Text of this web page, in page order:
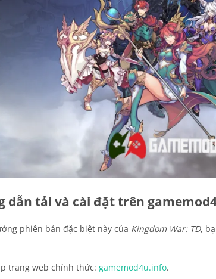
dẫn tải và cài đặt trên
phiên bản đặc biệt này của Kingdom War: TD,
trang web chính thức: gamemod4u.info.